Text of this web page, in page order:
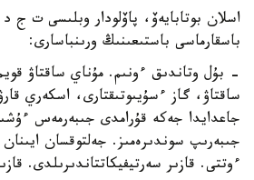
اسلان بوتابايەۆ، پاۆلودار وبلىسى ت ج
باسقارماسى باستىعىنىڭ ورىنباسارى:
- بۇل وتاندىق ءونىم. مۇناي ساقتاۋ
ساقتاۋ، گاز ءسۇيىوتىقتارى، اسكەري
جاعدايدا جەكە قۇرامدى جىبەرمەس
جىبەرىپ سوندىرەمىز. جەلتوقسان
ءوتتى. قازىر سەرتيفيكاتتاندىرىلدى.